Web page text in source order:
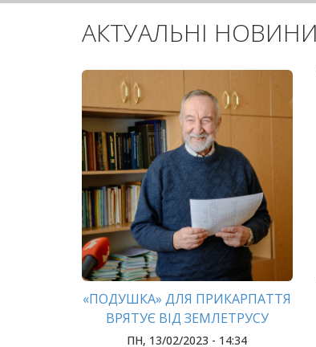
АКТУАЛЬНІ НОВИНИ
«ПОДУШКА» ДЛЯ ПРИКАРПАТТЯ
ВРЯТУЄ ВІД ЗЕМЛЕТРУСУ
ПН, 13/02/2023 - 14:34